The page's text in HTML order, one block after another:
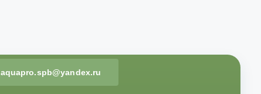
aquapro.spb@yandex.ru